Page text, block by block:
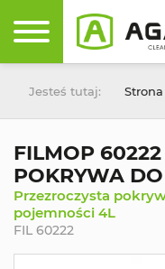
Jesteś tutaj:
FILMOP
POKRYWA
Przezroczysta
pojemności 4L
FIL 60222